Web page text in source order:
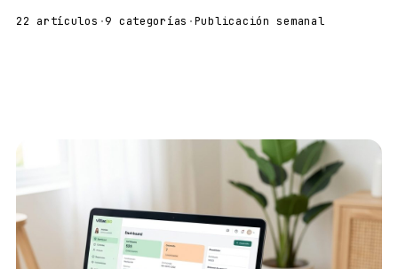
22 artículos ·9 categorías ·Publicación semanal